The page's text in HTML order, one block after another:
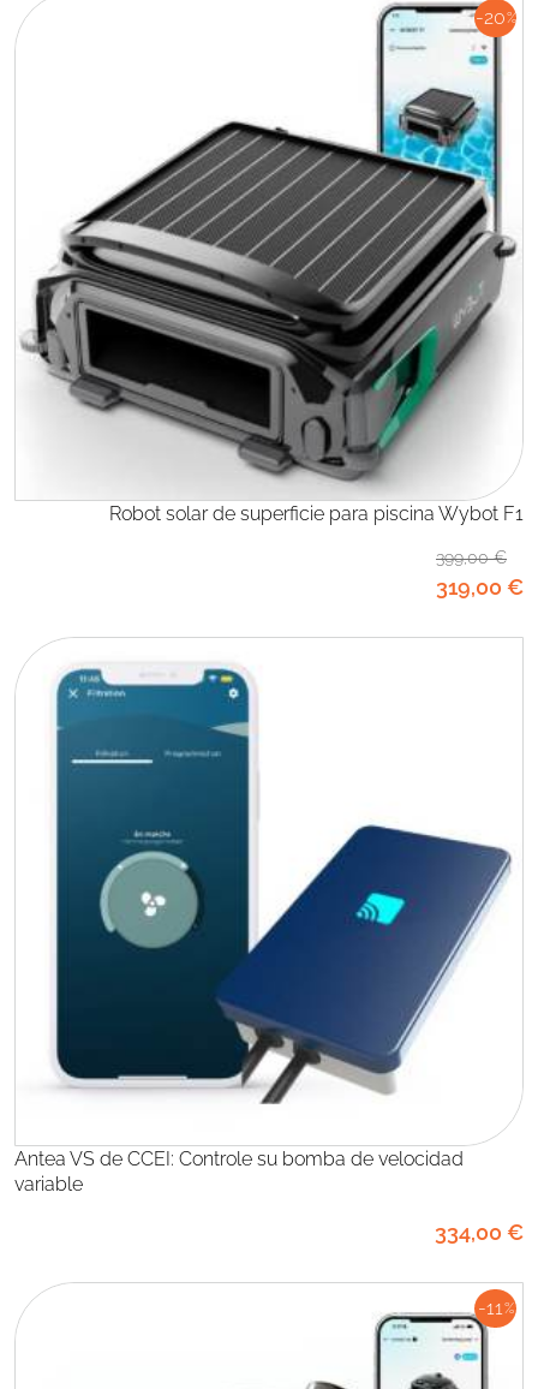
Robot solar de superficie para piscina Wybot F1
399,00€
319,00 €
-20%
Antea VS de CCEI: Controle su bomba de velocidad
variable
334,00 €
-11%